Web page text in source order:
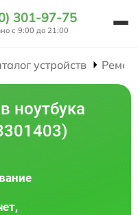
301-97-75
с 9:00 до 21:00
устройств
ноутбука